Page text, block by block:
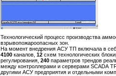
Технологический процесс производства
взрывопожароопасных зон.
На момент внедрения АСУ ТП включала в
4100 каналов, 12 схем технологических
регулирования, 240 параметров трендов
между контроллерами и серверами SCADA
другими АСУ предприятия и отдельными